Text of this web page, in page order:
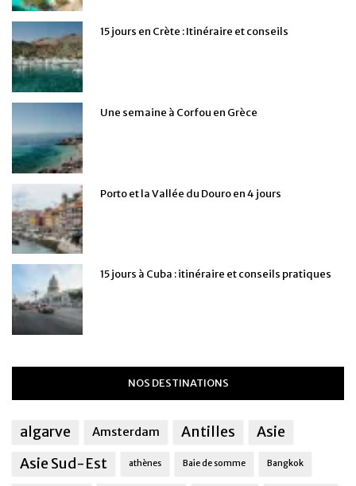
15 jours en Crète : Itinéraire et conseils
Une semaine à Corfou en Grèce
Porto et la Vallée du Douro en 4 jours
15 jours à Cuba : itinéraire et conseils pratiques
NOS DESTINATIONS
algarve Amsterdam Antilles
Asie
Asie Sud-Est
athènes Baie de somme Bangkok